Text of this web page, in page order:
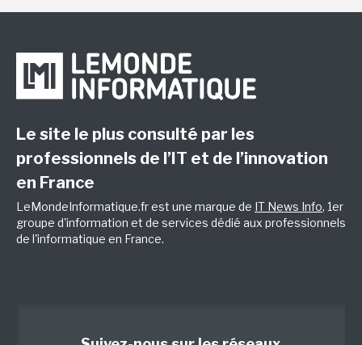
Le site le plus consulté par les
professionnels de l’IT et de l’innovation
en France
LeMondeInformatique.fr est une marque de IT News Info, 1er
groupe d'information et de services dédié aux professionnels
de l'informatique en France.